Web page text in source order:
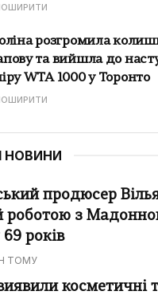
розгромила
та вийшла до
WTA 1000 у Торонто
НОВИНИ
продюсер
роботою з
років
ТОМУ
косметичні